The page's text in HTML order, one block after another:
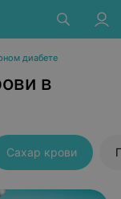
диабете
в
Сахар крови